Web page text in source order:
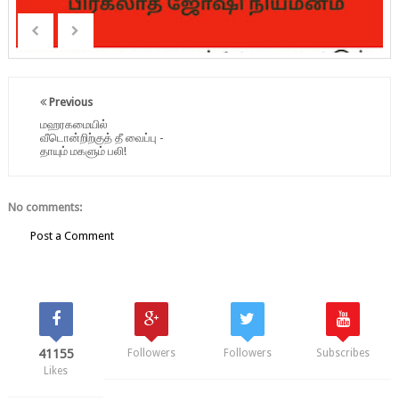
Previous
மஹரகமையில்
வீடொன்றிற்குத் தீ வைப்பு -
தாயும் மகளும் பலி!
No comments:
Post a Comment
41155
Likes
Followers Followers Subscribes